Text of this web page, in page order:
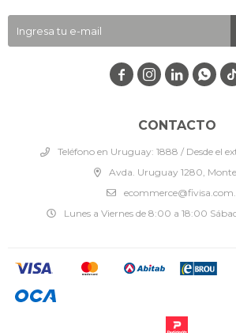
CONTACTO
Teléfono en Uruguay: 1888 / Desde el
Avda. Uruguay 1280,
Lunes a Viernes de 8:00 a 18:00
   